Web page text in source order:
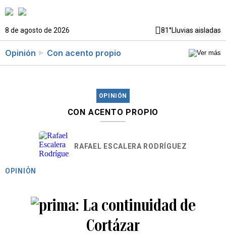
8 de agosto de 2026 81°Lluvias aisladas
Opinión Con acento propio
OPINIÓN
CON ACENTO PROPIO
RAFAEL ESCALERA RODRÍGUEZ
OPINIÓN
La continuidad de
Cortázar